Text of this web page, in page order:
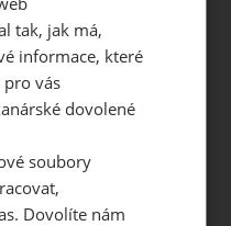
řád
tak, jak má,
informace, které
pro vás
dovolené
soubory
Dovolíte nám